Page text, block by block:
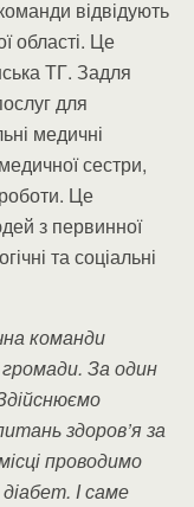
відвідують
області. Це
ТГ. Задля
для
медичні
сестри,
Це
з первинної
та соціальні
команди
громади. За один
здоров’я за
проводимо
І саме